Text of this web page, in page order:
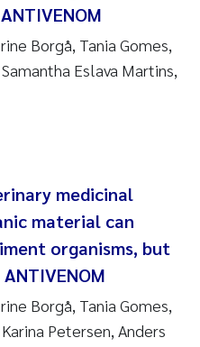
Borgå, Tania Gomes,
Eslava Martins,
medicinal
material can
organisms, but
Borgå, Tania Gomes,
Petersen, Anders